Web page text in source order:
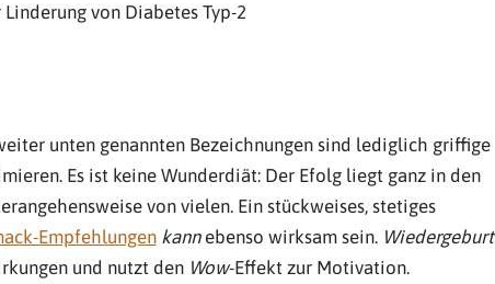
von Diabetes Typ-2
unten genannten Bezeichnungen sind lediglich griffige
Es ist keine Wunderdiät: Der Efolg liegt ganz in den
von vielen. Ein stückweises, stetiges
Empfehlungen kannebenso wirksam sein. Wiedergeburt
und nutzt den Wow-Effekt zur Motivation.